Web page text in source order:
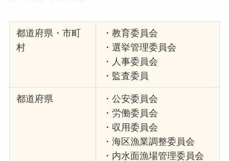
都道府県・市町
村
・教育委員会
・選挙管理委員会
・人事委員会
・監査委員
都道府県
・公安委員会
・労働委員会
・収用委員会
・海区漁業調整委員会
・内水面漁場管理委員会